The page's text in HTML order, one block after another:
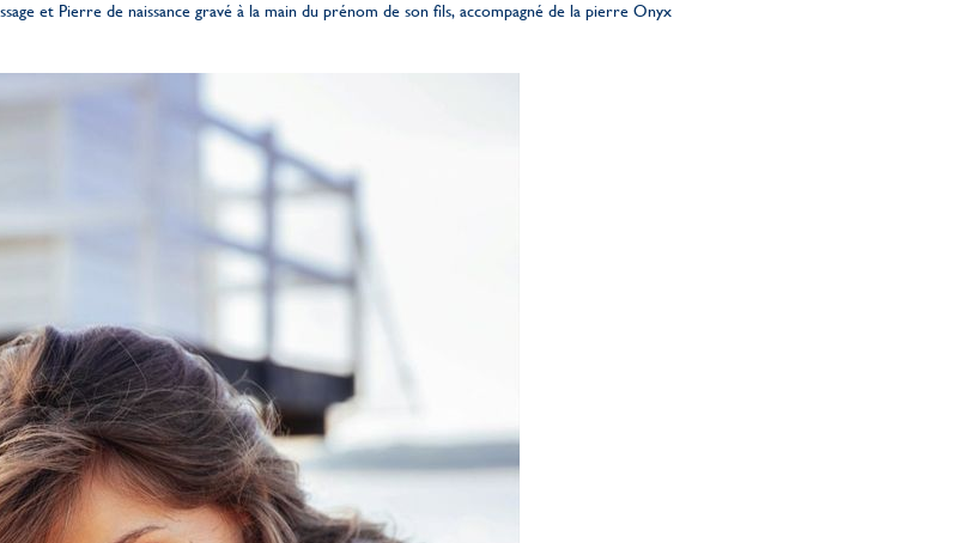
et Pierre de naissance gravé à la main du prénom de son fils, accompagné de la pierre Onyx